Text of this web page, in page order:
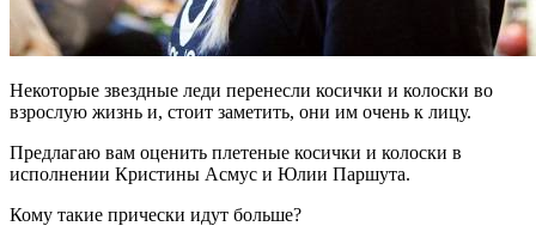
Некоторые звездные леди перенесли косички и колоски во
взрослую жизнь и, стоит заметить, они им очень к лицу.
Предлагаю вам оценить плетеные косички и колоски в
исполнении Кристины Асмус и Юлии Паршута.
Кому такие прически идут больше?